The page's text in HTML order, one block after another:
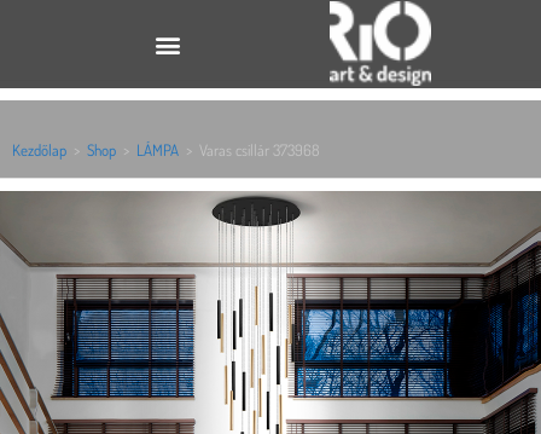
Kezdőlap > Shop > LÁMPA > Varas csillár 373968